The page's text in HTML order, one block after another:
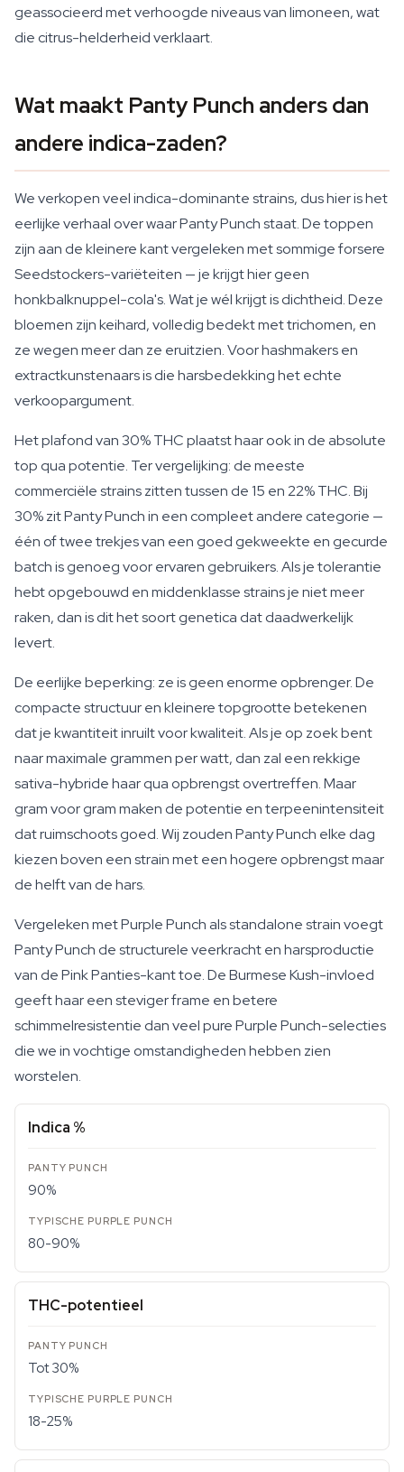
geassocieerd met verhoogde niveaus van limoneen, wat
die citrus-helderheid verklaart.
Wat maakt Panty Punch anders dan
andere indica-zaden?
We verkopen veel indica-dominante strains, dus hier is het
eerlijke verhaal over waar Panty Punch staat. De toppen
zijn aan de kleinere kant vergeleken met sommige forsere
Seedstockers-variëteiten — je krijgt hier geen
honkbalknuppel-cola's. Wat je wél krijgt is dichtheid. Deze
bloemen zijn keihard, volledig bedekt met trichomen, en
ze wegen meer dan ze eruitzien. Voor hashmakers en
extractkunstenaars is die harsbedekking het echte
verkoopargument.
Het plafond van 30% THC plaatst haar ook in de absolute
top qua potentie. Ter vergelijking: de meeste
commerciële strains zitten tussen de 15 en 22% THC. Bij
30% zit Panty Punch in een compleet andere categorie —
één of twee trekjes van een goed gekweekte en gecurde
batch is genoeg voor ervaren gebruikers. Als je tolerantie
hebt opgebouwd en middenklasse strains je niet meer
raken, dan is dit het soort genetica dat daadwerkelijk
levert.
De eerlijke beperking: ze is geen enorme opbrenger. De
compacte structuur en kleinere topgrootte betekenen
dat je kwantiteit inruilt voor kwaliteit. Als je op zoek bent
naar maximale grammen per watt, dan zal een rekkige
sativa-hybride haar qua opbrengst overtreffen. Maar
gram voor gram maken de potentie en terpeenintensiteit
dat ruimschoots goed. Wij zouden Panty Punch elke dag
kiezen boven een strain met een hogere opbrengst maar
de helft van de hars.
Vergeleken met Purple Punch als standalone strain voegt
Panty Punch de structurele veerkracht en harsproductie
van de Pink Panties-kant toe. De Burmese Kush-invloed
geeft haar een steviger frame en betere
schimmelresistentie dan veel pure Purple Punch-selecties
die we in vochtige omstandigheden hebben zien
worstelen.
Indica %
90%
80-90%
THC-potentieel
Tot 30%
18-25%